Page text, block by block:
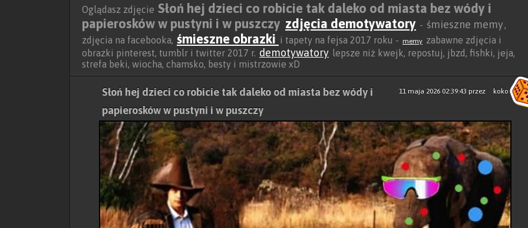
Oglądasz zdjęcie Słoń hej dzieci co robicie tak daleko od miasta bez wódy i
papierosków w pustyni i w puszczy zdjęcia demotywatory - śmieszne memy,
zdjęcia na facebooka, śmieszne obrazki i tapety na fejsa 2017 roku - memy zabawne zdjęcia i
obrazki pinterest, tumblr i twitter 2017 r. demotywatory lepsze niż kwejk, repostuj, jbzd, fishki, jeja,
strefa beki, wiocha, chamsko, besty i mistrzowie xD
11 maja 2026 02:39:43 przez koko
Słoń hej dzieci co robicie tak daleko od miasta bez wódy i
papierosków w pustyni i w puszczy
Poprzedni